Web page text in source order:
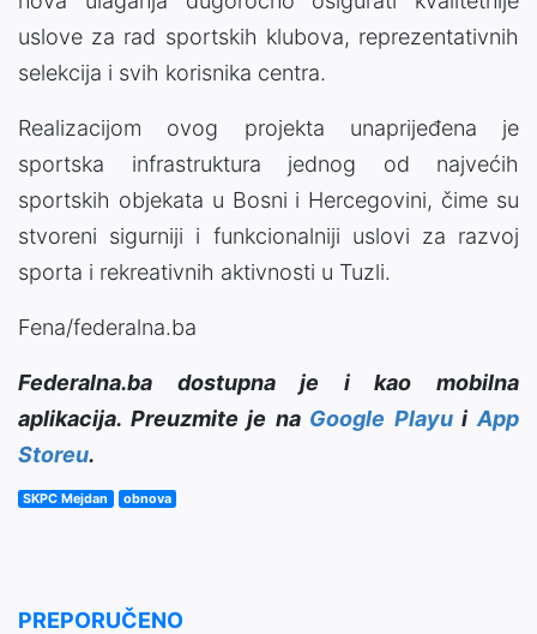
uslove za rad sportskih klubova, reprezentativnih
selekcija i svih korisnika centra.
Realizacijom ovog projekta unaprijeđena je
sportska infrastruktura jednog od najvećih
sportskih objekata u Bosni i Hercegovini, čime su
stvoreni sigurniji i funkcionalniji uslovi za razvoj
sporta i rekreativnih aktivnosti u Tuzli.
Fena/federalna.ba
Federalna.ba dostupna je i kao mobilna
aplikacija. Preuzmite je na Google PlayuiApp
Storeu.
SKPC Mejdan obnova
PREPORUČENO